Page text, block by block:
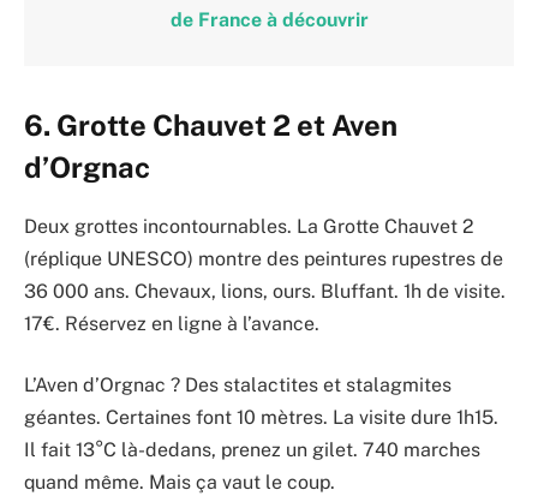
de France à découvrir
6. Grotte Chauvet 2 et Aven
d’Orgnac
Deux grottes incontournables. La Grotte Chauvet 2
(réplique UNESCO) montre des peintures rupestres de
36 000 ans. Chevaux, lions, ours. Bluffant. 1h de visite.
17€. Réservez en ligne à l’avance.
L’Aven d’Orgnac ? Des stalactites et stalagmites
géantes. Certaines font 10 mètres. La visite dure 1h15.
Il fait 13°C là-dedans, prenez un gilet. 740 marches
quand même. Mais ça vaut le coup.